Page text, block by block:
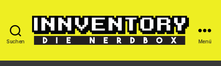
Suchen Menü